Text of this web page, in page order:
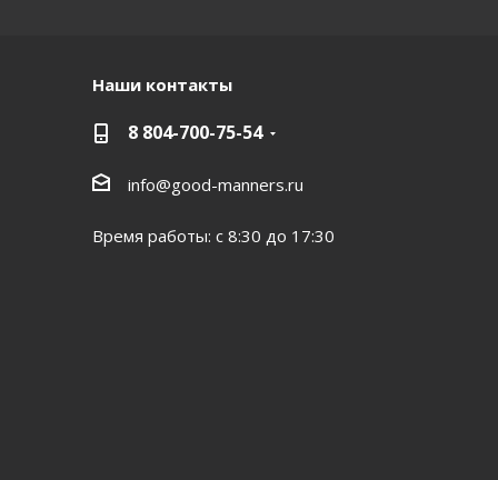
Наши контакты
8 804-700-75-54
info@good-manners.ru
Время работы: с 8:30 до 17:30